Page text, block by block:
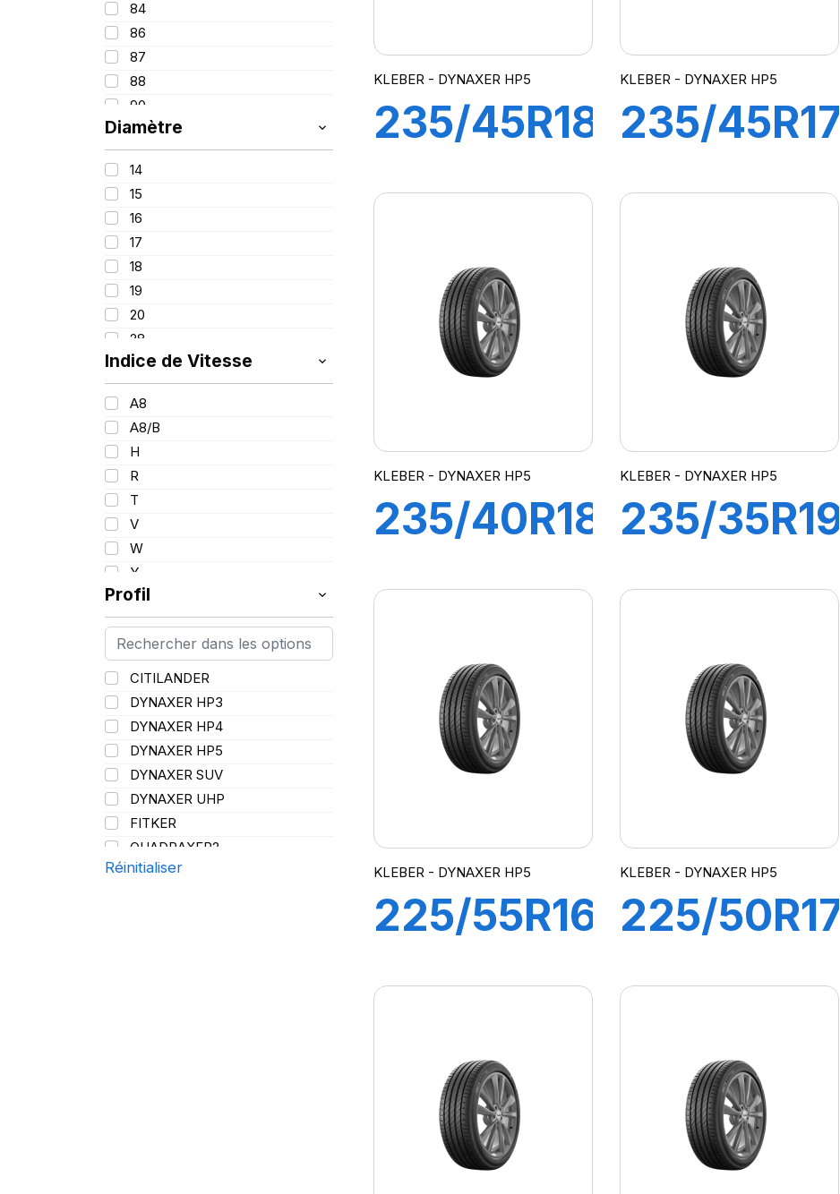
84
86
87
88
90
91
92
93
94
95
96
97
98
99
100
101
102/100
103
103/101
104/102
105
107/105
109
109/106
109/107
110/108
112A8/109B
114/111
115/113
116/113
116/114
127/127
144/141
Diamètre
14
15
16
17
18
19
20
28
Indice de Vitesse
A8
A8/B
H
R
T
V
W
Y
Profil
CITILANDER
DYNAXER HP3
DYNAXER HP4
DYNAXER HP5
DYNAXER SUV
DYNAXER UHP
FITKER
QUADRAXER2
SUP 8L
Réinitialiser
KLEBER - DYNAXER HP5
235/45R18
HP5
KLEBER - DYNAXER HP5
235/45R17
HP5
KLEBER - DYNAXER HP5
235/40R18
HP5
KLEBER - DYNAXER HP5
235/35R19
HP5
KLEBER - DYNAXER HP5
225/55R16
HP5
KLEBER - DYNAXER HP5
225/50R17
HP5